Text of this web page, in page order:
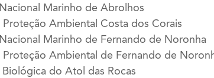
Marinho de Abrolhos
Ambiental Costa dos Corais
Marinho de Fernando de Noronha
Proteção Ambiental de Fernando de
Biológica do Atol das Rocas